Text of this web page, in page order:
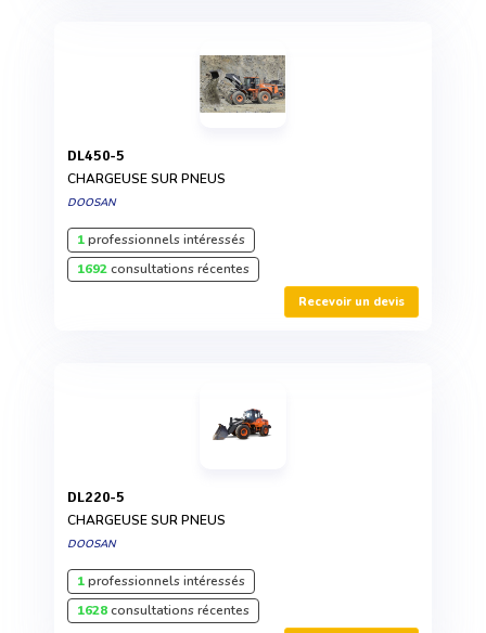
DL450-5
CHARGEUSE SUR PNEUS
DOOSAN
1professionnels intéressés
1692consultations récentes
Recevoir un devis
DL220-5
CHARGEUSE SUR PNEUS
DOOSAN
1professionnels intéressés
1628consultations récentes